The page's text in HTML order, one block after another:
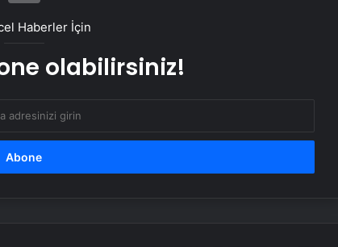
operasyon: 58 kişi tutuklandı
Haberler İçin
olabilirsiniz!